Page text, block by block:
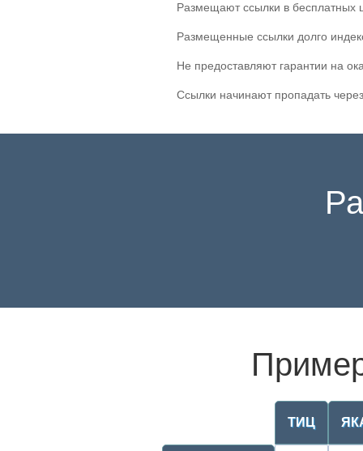
Размещают ссылки в бесплатных
Размещенные ссылки долго
Не предоставляют гарантии на
Ссылки начинают пропадать
ТИЦ